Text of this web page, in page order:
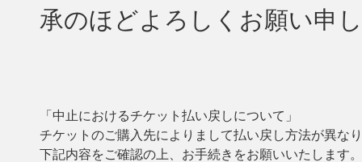
承のほどよろしくお願い申
「中止におけるチケット払い戻しについて」
チケットのご購入先によりまして払い戻し方法が異な
下記内容をご確認の上、お手続きをお願いいたします。